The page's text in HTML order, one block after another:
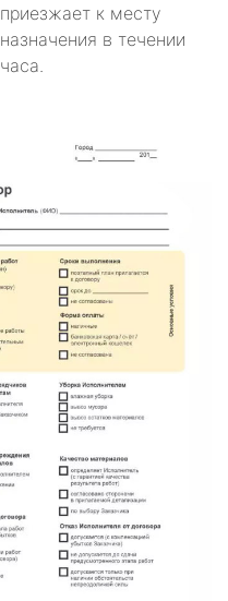
приезжает к месту
назначения в течении
часа.